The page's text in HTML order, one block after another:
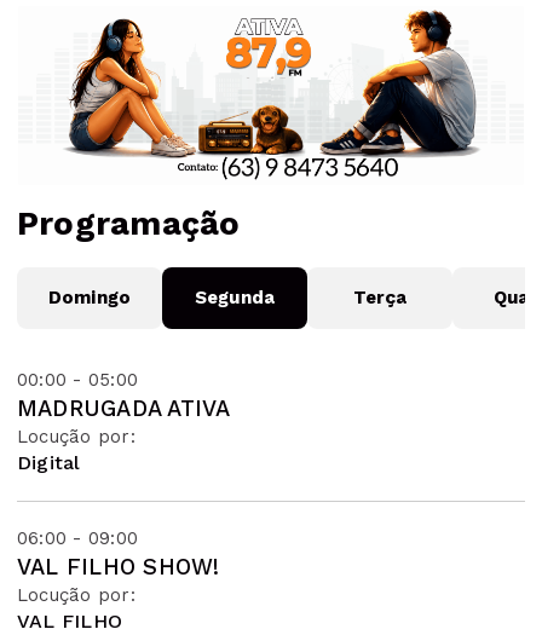
Programação
Domingo Segunda Terça
00:00 - 05:00
MADRUGADA ATIVA
Locução por:
Digital
06:00 - 09:00
VAL FILHO SHOW!
Locução por:
VAL FILHO